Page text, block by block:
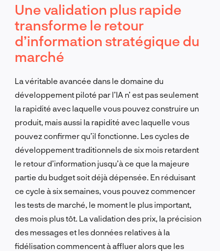
Une validation plus rapide
transforme le retour
d’information stratégique du
marché
La véritable avancée dans le domaine du
développement piloté par l’IA n’ est passeulement
la rapidité avec laquelle vous pouvez construire un
produit, mais aussi la rapidité avec laquelle vous
pouvez confirmer qu’il fonctionne. Les cycles de
développement traditionnels de six mois retardent
le retour d’information jusqu’à ce que la majeure
partie du budget soit déjà dépensée. En réduisant
ce cycle à six semaines, vous pouvez commencer
les tests de marché, le moment le plus important,
des mois plus tôt. La validation des prix, la précision
des messages et les données relatives à la
fidélisation commencent à affluer alors que les